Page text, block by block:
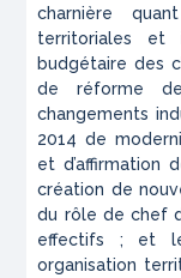
charnière
territoriales et
budgétaire des
de réforme
changements
2014 de
et d’affirmation
création de
du rôle de chef
effectifs ; et
organisation